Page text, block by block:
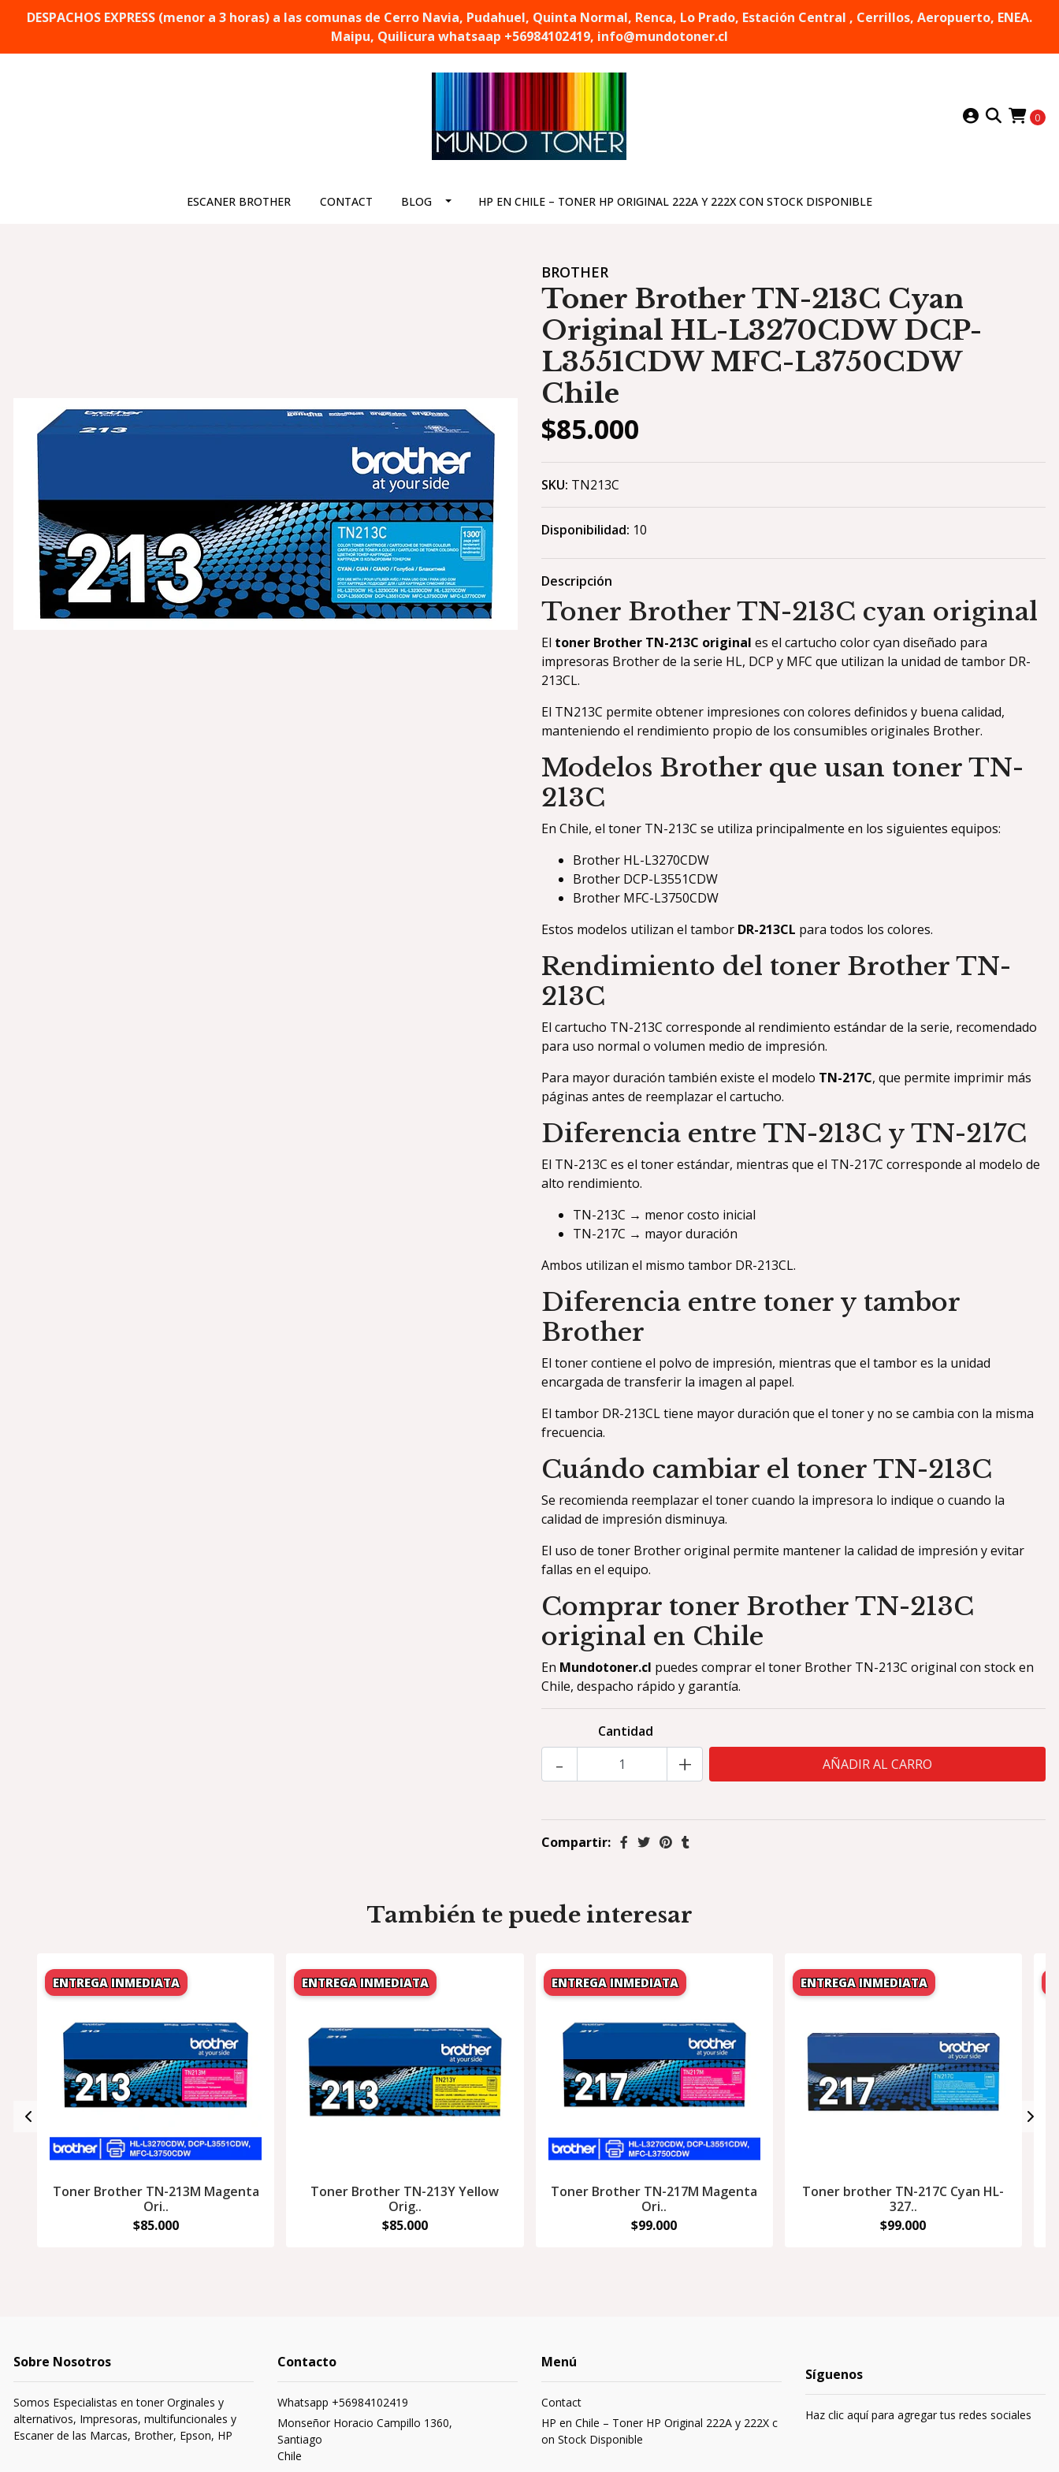
DESPACHOS EXPRESS (menor a 3 horas) a las comunas de Cerro Navia, Pudahuel, Quinta Normal, Renca, Lo Prado, Estación Central , Cerrillos, Aeropuerto, ENEA.
Maipu, Quilicura whatsaap +56984102419, info@mundotoner.cl
0
ESCANER BROTHER CONTACT BLOG HP EN CHILE – TONER HP ORIGINAL 222A Y 222X CON STOCK DISPONIBLE
BROTHER
Toner Brother TN-213C Cyan
Original HL-L3270CDW DCP-
L3551CDW MFC-L3750CDW
Chile
$85.000
SKU: TN213C
Disponibilidad: 10
Descripción
Toner Brother TN-213C cyan original
El toner Brother TN-213C original es el cartucho color cyan diseñado para
impresoras Brother de la serie HL, DCP y MFC que utilizan la unidad de tambor DR-
213CL.
El TN213C permite obtener impresiones con colores definidos y buena calidad,
manteniendo el rendimiento propio de los consumibles originales Brother.
Modelos Brother que usan toner TN-
213C
En Chile, el toner TN-213C se utiliza principalmente en los siguientes equipos:
Brother HL-L3270CDW
Brother DCP-L3551CDW
Brother MFC-L3750CDW
Estos modelos utilizan el tambor DR-213CL para todos los colores.
Rendimiento del toner Brother TN-
213C
El cartucho TN-213C corresponde al rendimiento estándar de la serie, recomendado
para uso normal o volumen medio de impresión.
Para mayor duración también existe el modelo TN-217C, que permite imprimir más
páginas antes de reemplazar el cartucho.
Diferencia entre TN-213C y TN-217C
El TN-213C es el toner estándar, mientras que el TN-217C corresponde al modelo de
alto rendimiento.
TN-213C → menor costo inicial
TN-217C → mayor duración
Ambos utilizan el mismo tambor DR-213CL.
Diferencia entre toner y tambor
Brother
El toner contiene el polvo de impresión, mientras que el tambor es la unidad
encargada de transferir la imagen al papel.
El tambor DR-213CL tiene mayor duración que el toner y no se cambia con la misma
frecuencia.
Cuándo cambiar el toner TN-213C
Se recomienda reemplazar el toner cuando la impresora lo indique o cuando la
calidad de impresión disminuya.
El uso de toner Brother original permite mantener la calidad de impresión y evitar
fallas en el equipo.
Comprar toner Brother TN-213C
original en Chile
En Mundotoner.cl puedes comprar el toner Brother TN-213C original con stock en
Chile, despacho rápido y garantía.
Cantidad
- +
Compartir:
También te puede interesar
Toner Brother TN-213M Magenta
Ori..
$85.000
Toner Brother TN-213Y Yellow
Orig..
$85.000
Toner Brother TN-217M Magenta
Ori..
$99.000
Toner brother TN-217C Cyan HL-
327..
$99.000
Sobre Nosotros
Somos Especialistas en toner Orginales y
alternativos, Impresoras, multifuncionales y
Escaner de las Marcas, Brother, Epson, HP
Contacto
Whatsapp +56984102419
Monseñor Horacio Campillo 1360,
Santiago
Chile
Menú
Contact
HP en Chile – Toner HP Original 222A y 222X c
on Stock Disponible
Síguenos
Haz clic aquí para agregar tus redes sociales